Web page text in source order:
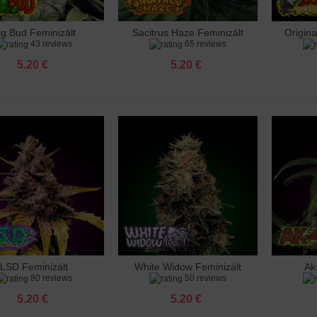
a kosárhoz
Bud Feminizált
43 reviews
5.20 €
Hozzáadás a kosárhoz
Sacitrus Haze Feminizált
65 reviews
5.20 €
a kosárhoz
LSD Feminizált
80 reviews
5.20 €
Hozzáadás a kosárhoz
White Widow Feminizált
50 reviews
5.20 €